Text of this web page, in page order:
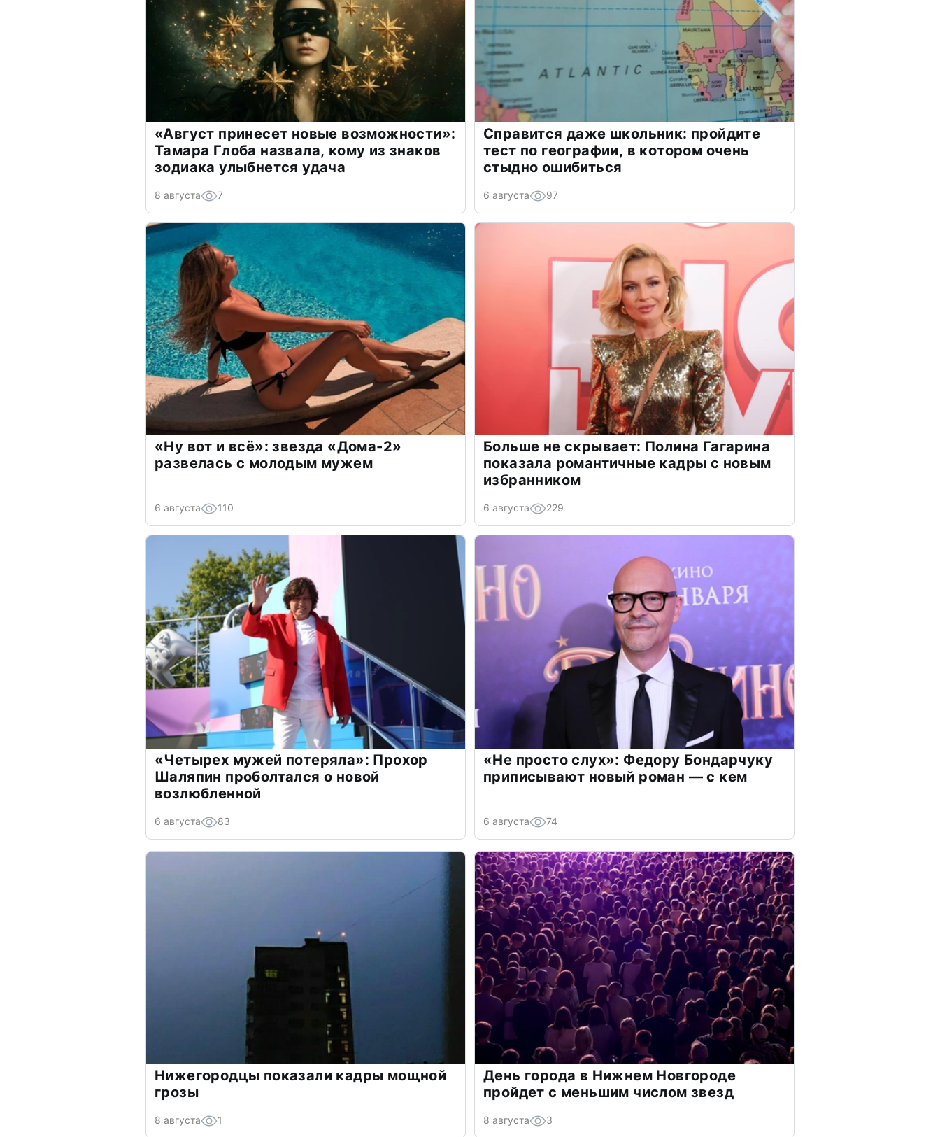
«Август принесет новые возможности»:
Тамара Глоба назвала, кому из знаков
зодиака улыбнется удача
8 августа 7
Справится даже школьник: пройдите
тест по географии, в котором очень
стыдно ошибиться
6 августа 97
«Ну вот и всё»: звезда «Дома-2»
развелась с молодым мужем
6 августа 110
Больше не скрывает: Полина Гагарина
показала романтичные кадры с новым
избранником
6 августа 229
«Четырех мужей потеряла»: Прохор
Шаляпин проболтался о новой
возлюбленной
6 августа 83
«Не просто слух»: Федору Бондарчуку
приписывают новый роман — с кем
6 августа 74
Нижегородцы показали кадры мощной
грозы
8 августа 1
День города в Нижнем Новгороде
пройдет с меньшим числом звезд
8 августа 3